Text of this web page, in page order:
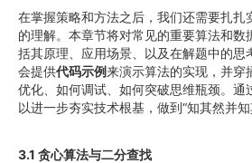
在掌握策略和方法之后，我们还需要扎扎
的理解。本章节将对常见的重要算法和数
括其原理、应用场景、以及在解题中的思
会提供代码示例来演示算法的实现，并穿
优化、如何调试、如何突破思维瓶颈。通
以进一步夯实技术根基，做到“知其然并知
3.1 贪心算法与二分查找